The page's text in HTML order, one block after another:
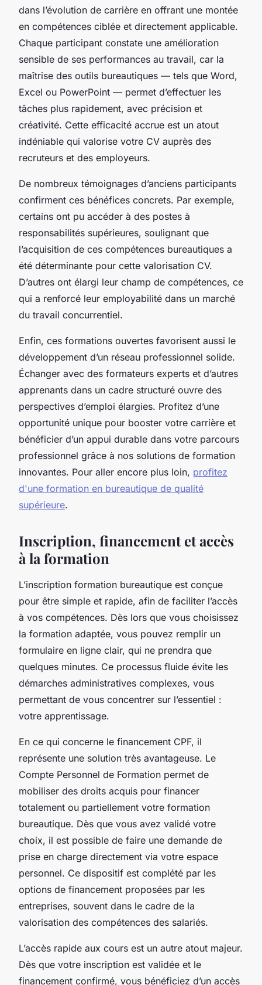
dans l’évolution de carrière en offrant une montée
en compétences ciblée et directement applicable.
Chaque participant constate une amélioration
sensible de ses performances au travail, car la
maîtrise des outils bureautiques — tels que Word,
Excel ou PowerPoint — permet d’effectuer les
tâches plus rapidement, avec précision et
créativité. Cette efficacité accrue est un atout
indéniable qui valorise votre CV auprès des
recruteurs et des employeurs.
De nombreux témoignages d’anciens participants
confirment ces bénéfices concrets. Par exemple,
certains ont pu accéder à des postes à
responsabilités supérieures, soulignant que
l’acquisition de ces compétences bureautiques a
été déterminante pour cette valorisation CV.
D’autres ont élargi leur champ de compétences, ce
qui a renforcé leur employabilité dans un marché
du travail concurrentiel.
Enfin, ces formations ouvertes favorisent aussi le
développement d’un réseau professionnel solide.
Échanger avec des formateurs experts et d’autres
apprenants dans un cadre structuré ouvre des
perspectives d’emploi élargies. Profitez d’une
opportunité unique pour booster votre carrière et
bénéficier d’un appui durable dans votre parcours
professionnel grâce à nos solutions de formation
innovantes. Pour aller encore plus loin, profitez
d'une formation en bureautique de qualité
supérieure.
Inscription, financement et accès
à la formation
L’inscription formation bureautique est conçue
pour être simple et rapide, afin de faciliter l’accès
à vos compétences. Dès lors que vous choisissez
la formation adaptée, vous pouvez remplir un
formulaire en ligne clair, qui ne prendra que
quelques minutes. Ce processus fluide évite les
démarches administratives complexes, vous
permettant de vous concentrer sur l’essentiel :
votre apprentissage.
En ce qui concerne le financement CPF, il
représente une solution très avantageuse. Le
Compte Personnel de Formation permet de
mobiliser des droits acquis pour financer
totalement ou partiellement votre formation
bureautique. Dès que vous avez validé votre
choix, il est possible de faire une demande de
prise en charge directement via votre espace
personnel. Ce dispositif est complété par les
options de financement proposées par les
entreprises, souvent dans le cadre de la
valorisation des compétences des salariés.
L’accès rapide aux cours est un autre atout majeur.
Dès que votre inscription est validée et le
financement confirmé, vous bénéficiez d’un accès